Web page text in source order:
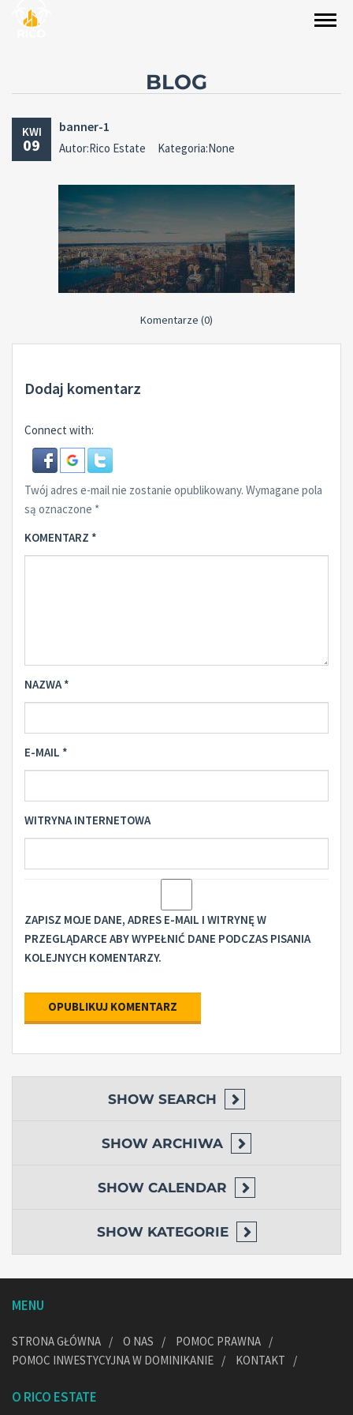
BLOG
KWI
09
banner-1
Autor:Rico Estate Kategoria:None
Komentarze (0)
Dodaj komentarz
Connect with:
Twój adres e-mail nie zostanie opublikowany. Wymagane pola
są oznaczone *
KOMENTARZ *
NAZWA*
E-MAIL *
WITRYNA INTERNETOWA
ZAPISZ MOJE DANE, ADRES E-MAIL I WITRYNĘ W
PRZEGLĄDARCE ABY WYPEŁNIĆ DANE PODCZAS PISANIA
KOLEJNYCH KOMENTARZY.
SHOW SEARCH
SHOW ARCHIWA
SHOW CALENDAR
SHOW KATEGORIE
MENU
STRONA GŁÓWNA O NAS
POMOC PRAWNA
POMOC INWESTYCYJNA W DOMINIKANIE
KONTAKT
O RICO ESTATE